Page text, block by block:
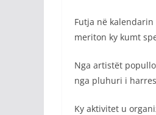
Futja në
meriton ky kumt
Nga artistët
nga pluhuri i
Ky aktivitet u